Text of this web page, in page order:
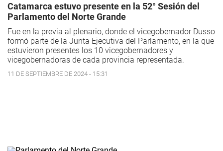
Catamarca estuvo presente en la 52° Sesión del
Parlamento del Norte Grande
Fue en la previa al plenario, donde el vicegobernador Dusso
formó parte de la Junta Ejecutiva del Parlamento, en la que
estuvieron presentes los 10 vicegobernadores y
vicegobernadoras de cada provincia representada.
11 DE SEPTIEMBRE DE 2024 - 15:31